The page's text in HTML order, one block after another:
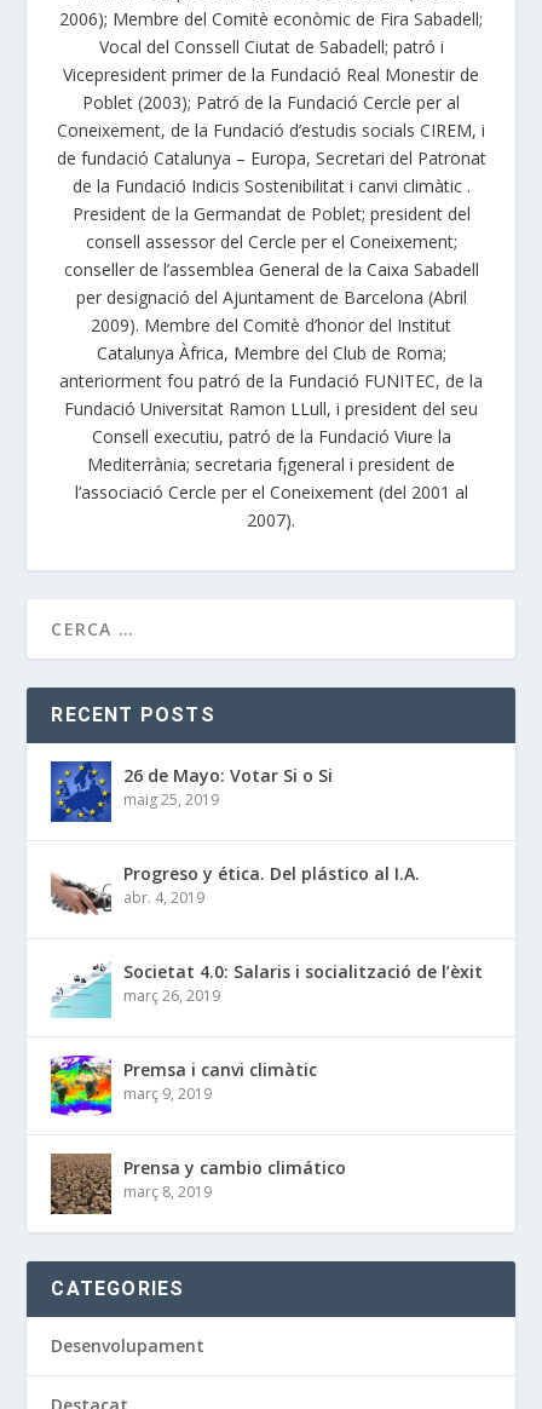
2006); Membre del Comitè econòmic de Fira Sabadell;
Vocal del Conssell Ciutat de Sabadell; patró i
Vicepresident primer de la Fundació Real Monestir de
Poblet (2003); Patró de la Fundació Cercle per al
Coneixement, de la Fundació d’estudis socials CIREM, i
de fundació Catalunya – Europa, Secretari del Patronat
de la Fundació Indicis Sostenibilitat i canvi climàtic .
President de la Germandat de Poblet; president del
consell assessor del Cercle per el Coneixement;
conseller de l’assemblea General de la Caixa Sabadell
per designació del Ajuntament de Barcelona (Abril
2009). Membre del Comitè d’honor del Institut
Catalunya Àfrica, Membre del Club de Roma;
anteriorment fou patró de la Fundació FUNITEC, de la
Fundació Universitat Ramon LLull, i president del seu
Consell executiu, patró de la Fundació Viure la
Mediterrània; secretaria f¡general i president de
l’associació Cercle per el Coneixement (del 2001 al
2007).
RECENT POSTS
26 de Mayo: Votar Si o Si
maig 25, 2019
Progreso y ética. Del plástico al I.A.
abr. 4, 2019
Societat 4.0: Salaris i socialització de l’èxit
març 26, 2019
Premsa i canvi climàtic
març 9, 2019
Prensa y cambio climático
març 8, 2019
CATEGORIES
Desenvolupament
Destacat